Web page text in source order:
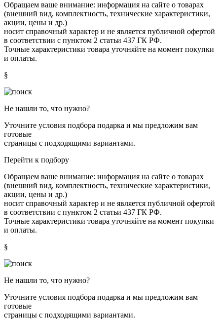
Обращаем ваше внимание: информация на сайте о товарах
(внешний вид, комплектность, технические характеристики,
акции, цены и др.)
носит справочный характер и не является публичной офертой
в соответствии с пунктом 2 статьи 437 ГК РФ.
Точные характеристики товара уточняйте на момент покупки
и оплаты.
§
Не нашли то, что нужно?
Уточните условия подбора подарка и мы предложим вам
готовые
страницы с подходящими вариантами.
Перейти к подбору
Обращаем ваше внимание: информация на сайте о товарах
(внешний вид, комплектность, технические характеристики,
акции, цены и др.)
носит справочный характер и не является публичной офертой
в соответствии с пунктом 2 статьи 437 ГК РФ.
Точные характеристики товара уточняйте на момент покупки
и оплаты.
§
Не нашли то, что нужно?
Уточните условия подбора подарка и мы предложим вам
готовые
страницы с подходящими вариантами.